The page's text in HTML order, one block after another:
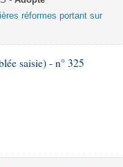
réformes portant sur
saisie) - n° 325